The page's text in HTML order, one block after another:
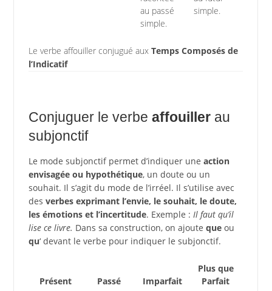
au passé
simple.
simple.
Le verbe affouiller conjugué aux Temps Composés de
l’Indicatif
Conjuguer le verbe affouillerau
subjonctif
Le mode subjonctif permet d’indiquer une action
envisagée ou hypothétique, un doute ou un
souhait. Il s’agit du mode de l’irréel. Il s’utilise avec
des verbes exprimant l’envie, le souhait, le doute,
les émotions et l’incertitude. Exemple : Il faut qu’il
lise ce livre. Dans sa construction, on ajoute queou
qu‘ devant le verbe pour indiquer le subjonctif.
Présent Passé Imparfait
Plus que
Parfait